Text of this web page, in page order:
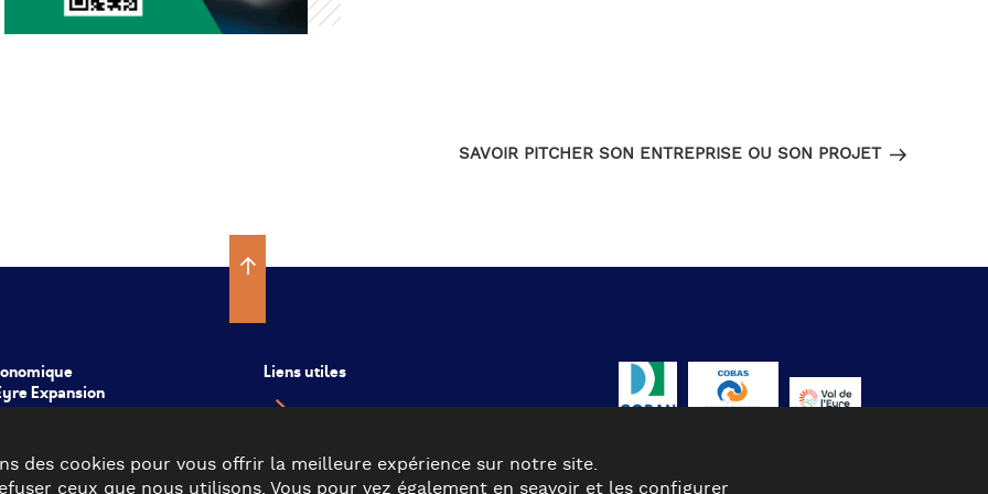
suivant
SAVOIR PITCHER SON ENTREPRISE OU SON PROJET
Expansion
Liens utiles
COBAN
CDC Val de l’Eyre
des cookies pour vous offrir la meilleure expérience sur notre site.
ceux que nous utilisons. Vous pour vez également en seavoir et les configurer